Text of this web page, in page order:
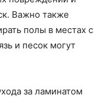
Важно также
полы в местах с
и песок могут
за ламинатом